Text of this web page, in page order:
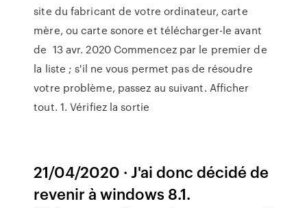
site du fabricant de votre ordinateur, carte
mère, ou carte sonore et télécharger-le avant
de 13 avr. 2020 Commencez par le premier de
la liste ; s'il ne vous permet pas de résoudre
votre problème, passez au suivant. Afficher
tout. 1. Vérifiez la sortie
21/04/2020 · J'ai donc décidé de
revenir à windows 8.1.